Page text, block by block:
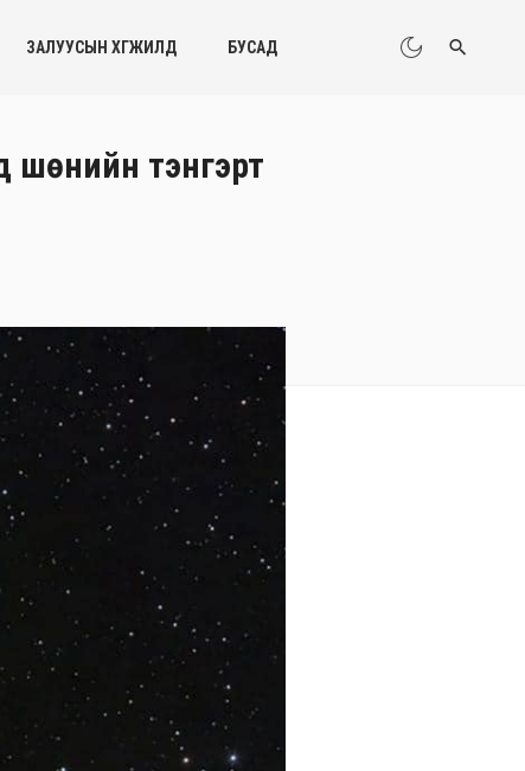
ЗАЛУУСЫН ХӨГЖИЛД БУСАД
шөнийн тэнгэрт